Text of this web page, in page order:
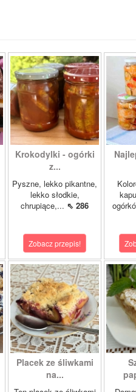
Krokodylki - ogórki
z...
Pyszne, lekko pikantne,
lekko słodkie,
chrupiące,... ⇖ 286
Zobacz przepis!
Placek ze śliwkami
na...